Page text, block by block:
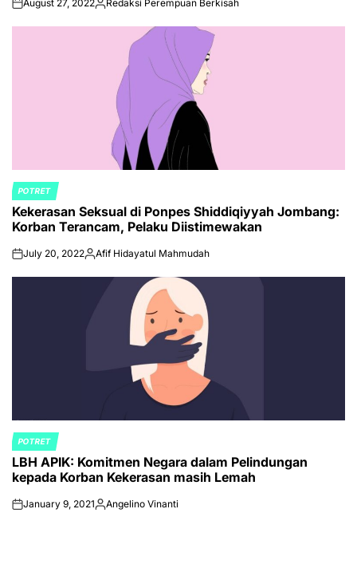
onAugust 27, 2022Posted
Redaksi Perempuan Berkisah
POSTED
IN
POTRET
Kekerasan Seksual di Ponpes Shiddiqiyyah Jombang:
Korban Terancam, Pelaku Diistimewakan
onJuly 20, 2022Posted
Afif Hidayatul Mahmudah
POSTED
IN
POTRET
LBH APIK: Komitmen Negara dalam Pelindungan
kepada Korban Kekerasan masih Lemah
onJanuary 9, 2021Posted
Angelino Vinanti